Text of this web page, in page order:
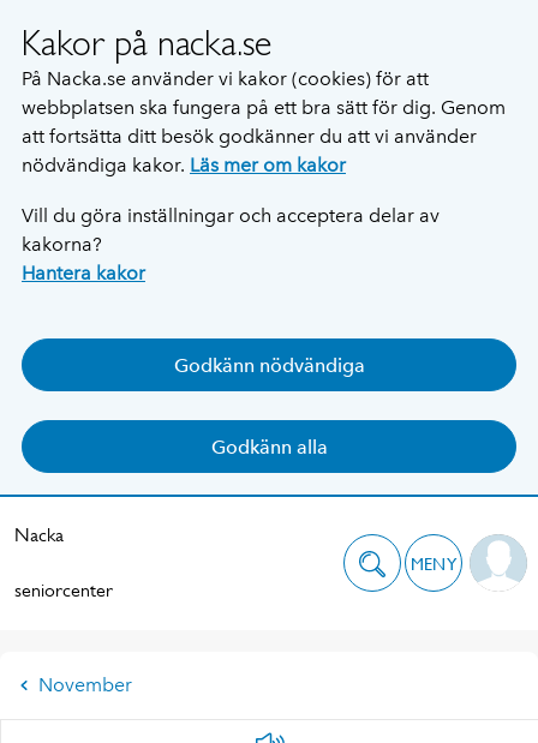
Kakor på nacka.se
På Nacka.se använder vi kakor (cookies) för att
webbplatsen ska fungera på ett bra sätt för dig. Genom
att fortsätta ditt besök godkänner du att vi använder
nödvändiga kakor. Läs mer om kakor
Vill du göra inställningar och acceptera delar av
kakorna?
Hantera kakor
Godkänn nödvändiga
Godkänn alla
Nacka
seniorcenter
MENY
November